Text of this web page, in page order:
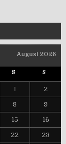
August 2026
S S
1 2
8 9
15 16
22 23